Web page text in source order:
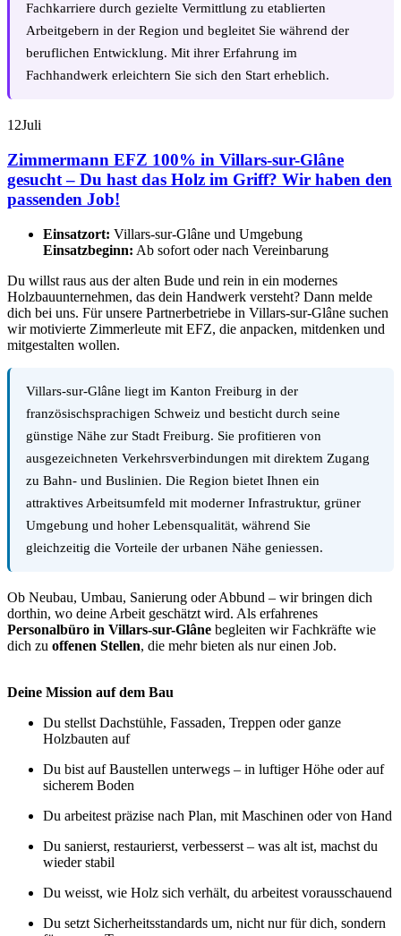
Fachkarriere durch gezielte Vermittlung zu etablierten
Arbeitgebern in der Region und begleitet Sie während der
beruflichen Entwicklung. Mit ihrer Erfahrung im
Fachhandwerk erleichtern Sie sich den Start erheblich.
12Juli
Zimmermann EFZ 100% in Villars-sur-Glâne
gesucht – Du hast das Holz im Griff? Wir haben den
passenden Job!
Einsatzort: Villars-sur-Glâne und Umgebung
Einsatzbeginn: Ab sofort oder nach Vereinbarung
Du willst raus aus der alten Bude und rein in ein modernes
Holzbauunternehmen, das dein Handwerk versteht? Dann melde
dich bei uns. Für unsere Partnerbetriebe in Villars-sur-Glâne suchen
wir motivierte Zimmerleute mit EFZ, die anpacken, mitdenken und
mitgestalten wollen.
Villars-sur-Glâne liegt im Kanton Freiburg in der
französischsprachigen Schweiz und besticht durch seine
günstige Nähe zur Stadt Freiburg. Sie profitieren von
ausgezeichneten Verkehrsverbindungen mit direktem Zugang
zu Bahn- und Buslinien. Die Region bietet Ihnen ein
attraktives Arbeitsumfeld mit moderner Infrastruktur, grüner
Umgebung und hoher Lebensqualität, während Sie
gleichzeitig die Vorteile der urbanen Nähe geniessen.
Ob Neubau, Umbau, Sanierung oder Abbund – wir bringen dich
dorthin, wo deine Arbeit geschätzt wird. Als erfahrenes
Personalbüro in Villars-sur-Glâne begleiten wir Fachkräfte wie
dich zu offenen Stellen, die mehr bieten als nur einen Job.
Deine Mission auf dem Bau
Du stellst Dachstühle, Fassaden, Treppen oder ganze
Holzbauten auf
Du bist auf Baustellen unterwegs – in luftiger Höhe oder auf
sicherem Boden
Du arbeitest präzise nach Plan, mit Maschinen oder von Hand
Du sanierst, restaurierst, verbesserst – was alt ist, machst du
wieder stabil
Du weisst, wie Holz sich verhält, du arbeitest vorausschauend
Du setzt Sicherheitsstandards um, nicht nur für dich, sondern